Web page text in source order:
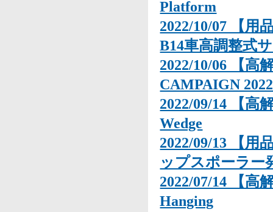
Platform
2022/10/07 【用
B14車高調整式
2022/10/06 【高
CAMPAIGN 2022
2022/09/14 【高
Wedge
2022/09/13 【用
ップスポーラー
2022/07/14 【高
Hanging